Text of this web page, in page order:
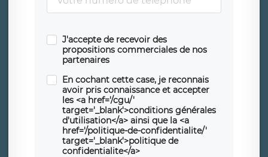
J'accepte de recevoir des
propositions commerciales de nos
partenaires
En cochant cette case, je reconnais
avoir pris connaissance et accepter
les <a href='/cgu/'
target='_blank'>conditions générales
d'utilisation</a> ainsi que la <a
href='/politique-de-confidentialite/'
target='_blank'>politique de
confidentialite</a>